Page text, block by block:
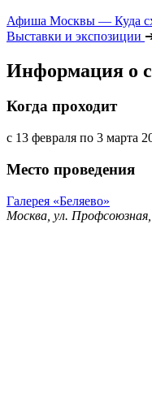
Афиша Москвы — Куда
Выставки и экспозиции
Информация о
Когда проходит
с 13 февраля по 3 марта
Место проведения
Галерея «Беляево»
Москва, ул.